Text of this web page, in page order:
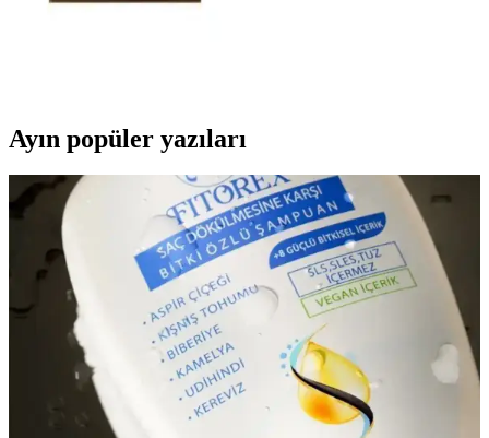
Ayın popüler yazıları